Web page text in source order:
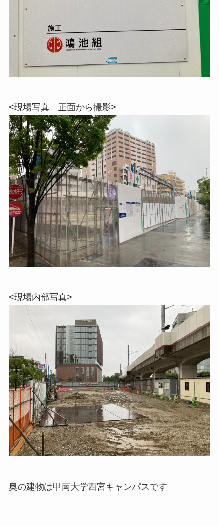
<現場写真 正面から撮影>
<現場内部写真>
奥の建物は甲南大学西宮キャンパスです